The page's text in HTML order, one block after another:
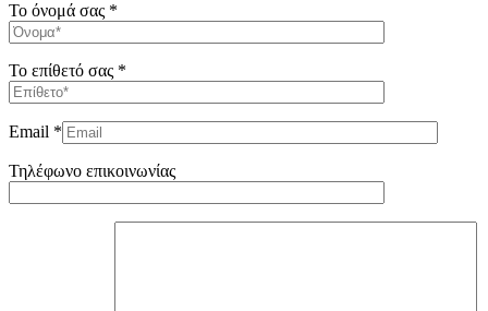
Το όνομά σας *
Το επίθετό σας *
Email *
Τηλέφωνο επικοινωνίας